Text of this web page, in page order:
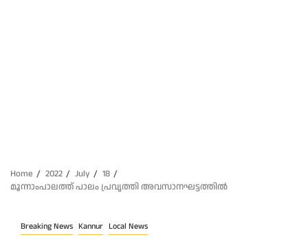
Home 2022 July
18
മൂന്നാംപാലത്ത്‌ പാലം പ്രവൃത്തി അവസാനഘട്ടത്തിൽ
Breaking News Kannur Local News